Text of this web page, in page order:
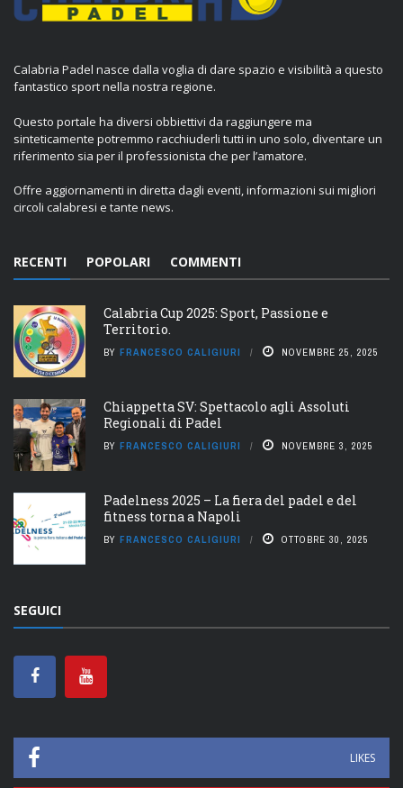
Calabria Padel nasce dalla voglia di dare spazio e visibilità a questo
fantastico sport nella nostra regione.
Questo portale ha diversi obbiettivi da raggiungere ma
sinteticamente potremmo racchiuderli tutti in uno solo, diventare un
riferimento sia per il professionista che per l’amatore.
Offre aggiornamenti in diretta dagli eventi, informazioni sui migliori
circoli calabresi e tante news.
RECENTI POPOLARI COMMENTI
Calabria Cup 2025: Sport, Passione e
Territorio.
BY FRANCESCO CALIGIURI NOVEMBRE 25, 2025
Chiappetta SV: Spettacolo agli Assoluti
Regionali di Padel
BY FRANCESCO CALIGIURI NOVEMBRE 3, 2025
Padelness 2025 – La fiera del padel e del
fitness torna a Napoli
BY FRANCESCO CALIGIURI OTTOBRE 30, 2025
SEGUICI
LIKES